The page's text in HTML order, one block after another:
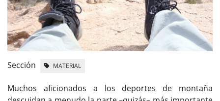
Sección MATERIAL
Muchos aficionados a los deportes de montaña